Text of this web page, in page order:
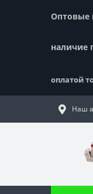
Оптовые
наличие
оплатой
Наш